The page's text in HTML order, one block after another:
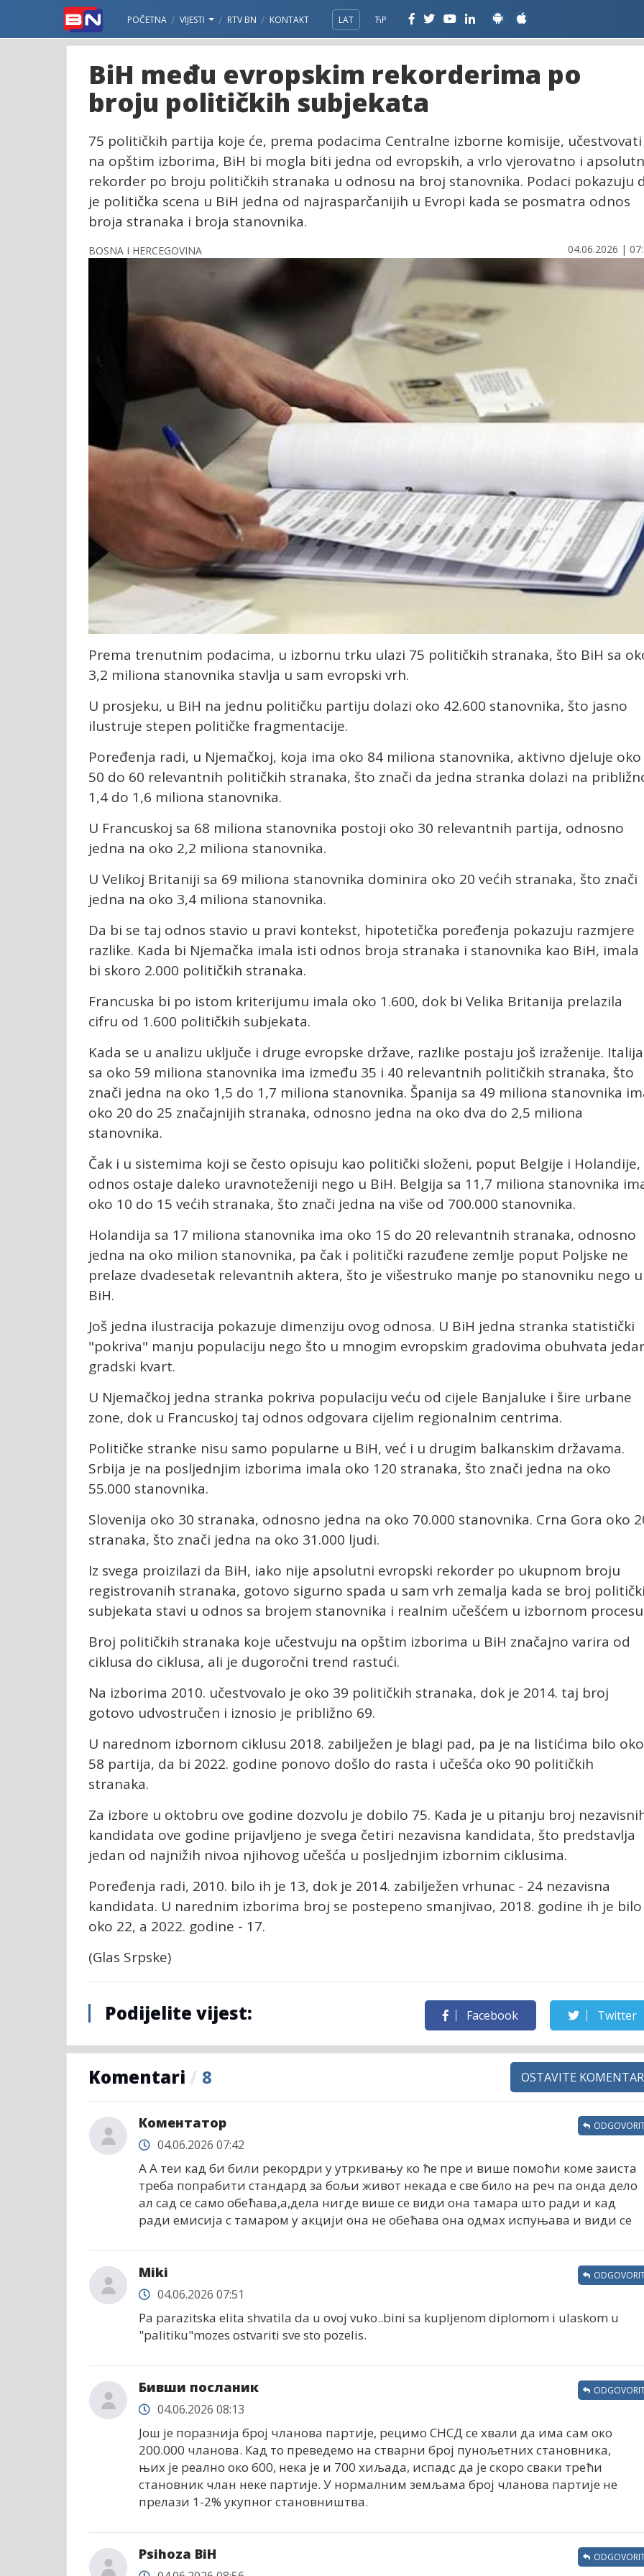
POČETNA VIJESTI RTV BN KONTAKT LAT ЋР
BiH među evropskim rekorderima po
broju političkih subjekata
75 političkih partija koje će, prema podacima Centralne izborne komisije, učestvovati
na opštim izborima, BiH bi mogla biti jedna od evropskih, a vrlo vjerovatno i
rekorder po broju političkih stranaka u odnosu na broj stanovnika. Podaci pokazuju
je politička scena u BiH jedna od najrasparčanijih u Evropi kada se posmatra odnos
broja stranaka i broja stanovnika.
BOSNA I HERCEGOVINA 04.06.2026 |
Prema trenutnim podacima, u izbornu trku ulazi 75 političkih stranaka, što BiH sa
3,2 miliona stanovnika stavlja u sam evropski vrh.
U prosjeku, u BiH na jednu političku partiju dolazi oko 42.600 stanovnika, što jasno
ilustruje stepen političke fragmentacije.
Poređenja radi, u Njemačkoj, koja ima oko 84 miliona stanovnika, aktivno djeluje oko
50 do 60 relevantnih političkih stranaka, što znači da jedna stranka dolazi na
1,4 do 1,6 miliona stanovnika.
U Francuskoj sa 68 miliona stanovnika postoji oko 30 relevantnih partija, odnosno
jedna na oko 2,2 miliona stanovnika.
U Velikoj Britaniji sa 69 miliona stanovnika dominira oko 20 većih stranaka, što znači
jedna na oko 3,4 miliona stanovnika.
Da bi se taj odnos stavio u pravi kontekst, hipotetička poređenja pokazuju razmjere
razlike. Kada bi Njemačka imala isti odnos broja stranaka i stanovnika kao BiH, imala
bi skoro 2.000 političkih stranaka.
Francuska bi po istom kriterijumu imala oko 1.600, dok bi Velika Britanija prelazila
cifru od 1.600 političkih subjekata.
Kada se u analizu uključe i druge evropske države, razlike postaju još izraženije. Italija
sa oko 59 miliona stanovnika ima između 35 i 40 relevantnih političkih stranaka, što
znači jedna na oko 1,5 do 1,7 miliona stanovnika. Španija sa 49 miliona stanovnika
oko 20 do 25 značajnijih stranaka, odnosno jedna na oko dva do 2,5 miliona
stanovnika.
Čak i u sistemima koji se često opisuju kao politički složeni, poput Belgije i Holandije,
odnos ostaje daleko uravnoteženiji nego u BiH. Belgija sa 11,7 miliona stanovnika
oko 10 do 15 većih stranaka, što znači jedna na više od 700.000 stanovnika.
Holandija sa 17 miliona stanovnika ima oko 15 do 20 relevantnih stranaka, odnosno
jedna na oko milion stanovnika, pa čak i politički razuđene zemlje poput Poljske ne
prelaze dvadesetak relevantnih aktera, što je višestruko manje po stanovniku nego u
BiH.
Još jedna ilustracija pokazuje dimenziju ovog odnosa. U BiH jedna stranka statistički
"pokriva" manju populaciju nego što u mnogim evropskim gradovima obuhvata
gradski kvart.
U Njemačkoj jedna stranka pokriva populaciju veću od cijele Banjaluke i šire urbane
zone, dok u Francuskoj taj odnos odgovara cijelim regionalnim centrima.
Političke stranke nisu samo popularne u BiH, već i u drugim balkanskim državama.
Srbija je na posljednjim izborima imala oko 120 stranaka, što znači jedna na oko
55.000 stanovnika.
Slovenija oko 30 stranaka, odnosno jedna na oko 70.000 stanovnika. Crna Gora oko
stranaka, što znači jedna na oko 31.000 ljudi.
Iz svega proizilazi da BiH, iako nije apsolutni evropski rekorder po ukupnom broju
registrovanih stranaka, gotovo sigurno spada u sam vrh zemalja kada se broj
subjekata stavi u odnos sa brojem stanovnika i realnim učešćem u izbornom
Broj političkih stranaka koje učestvuju na opštim izborima u BiH značajno varira od
ciklusa do ciklusa, ali je dugoročni trend rastući.
Na izborima 2010. učestvovalo je oko 39 političkih stranaka, dok je 2014. taj broj
gotovo udvostručen i iznosio je približno 69.
U narednom izbornom ciklusu 2018. zabilježen je blagi pad, pa je na listićima bilo oko
58 partija, da bi 2022. godine ponovo došlo do rasta i učešća oko 90 političkih
stranaka.
Za izbore u oktobru ove godine dozvolu je dobilo 75. Kada je u pitanju broj
kandidata ove godine prijavljeno je svega četiri nezavisna kandidata, što predstavlja
jedan od najnižih nivoa njihovog učešća u posljednjim izbornim ciklusima.
Poređenja radi, 2010. bilo ih je 13, dok je 2014. zabilježen vrhunac - 24 nezavisna
kandidata. U narednim izborima broj se postepeno smanjivao, 2018. godine ih je bilo
oko 22, a 2022. godine - 17.
(Glas Srpske)
Podijelite vijest: Facebook Twitter
Komentari / 8 OSTAVITE KOMENTAR
Коментатор
04.06.2026 07:42
А А теи кад би били рекордри у утркивању ко ће пре и више помоћи коме заиста
треба попрабити стандард за бољи живот некада е све било на реч па онда дело
ал сад се само обећава,а,дела нигде више се види она тамара што ради и кад
ради емисија с тамаром у акцији она не обећава она одмах испуњава и види се
Miki
04.06.2026 07:51
Pa parazitska elita shvatila da u ovoj vuko..bini sa kupljenom diplomom i ulaskom u
"palitiku"mozes ostvariti sve sto pozelis.
Бивши посланик
04.06.2026 08:13
Још је поразнија број чланова партије, рецимо СНСД се хвали да има сам око
200.000 чланова. Кад то преведемо на стварни број пунољетних становника,
њих је реално око 600, нека је и 700 хиљада, испадс да је скоро сваки трећи
становник члан неке партије. У нормалним земљама број чланова партије не
прелази 1-2% укупног становништва.
Psihoza BiH